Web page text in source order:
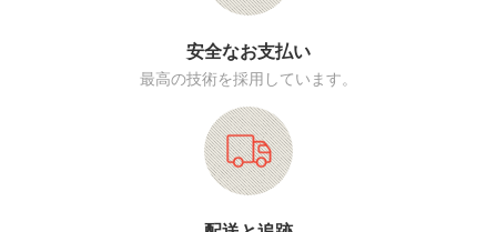
安全なお支払い
最高の技術を採用しています。